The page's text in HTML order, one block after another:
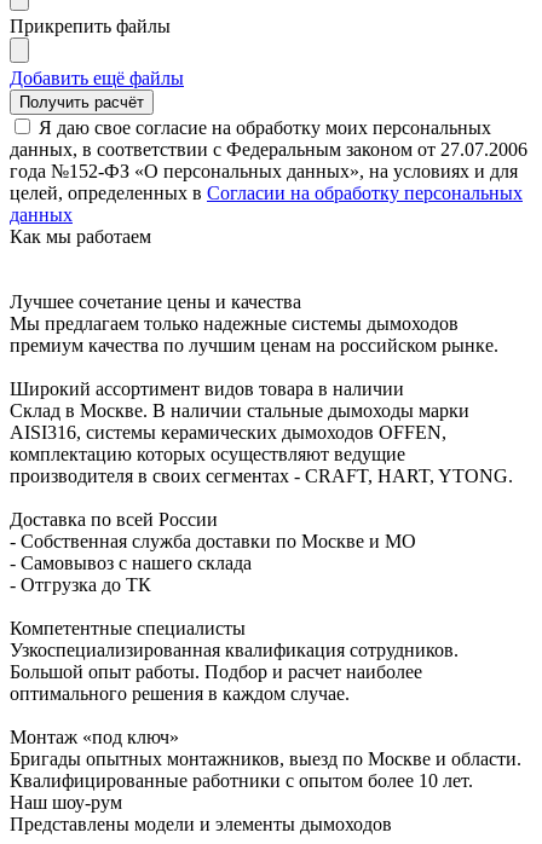
Прикрепить файлы
Добавить ещё файлы
Я даю свое согласие на обработку моих персональных
данных, в соответствии с Федеральным законом от 27.07.2006
года №152-ФЗ «О персональных данных», на условиях и для
целей, определенных в Согласии на обработку персональных
данных
Как мы работаем
Лучшее сочетание цены и качества
Мы предлагаем только надежные системы дымоходов
премиум качества по лучшим ценам на российском рынке.
Широкий ассортимент видов товара в наличии
Склад в Москве. В наличии стальные дымоходы марки
AISI316, системы керамических дымоходов OFFEN,
комплектацию которых осуществляют ведущие
производителя в своих сегментах - CRAFT, HART, YTONG.
Доставка по всей России
- Собственная служба доставки по Москве и МО
- Самовывоз с нашего склада
- Отгрузка до ТК
Компетентные специалисты
Узкоспециализированная квалификация сотрудников.
Большой опыт работы. Подбор и расчет наиболее
оптимального решения в каждом случае.
Монтаж «под ключ»
Бригады опытных монтажников, выезд по Москве и области.
Квалифицированные работники с опытом более 10 лет.
Наш шоу-рум
Представлены модели и элементы дымоходов